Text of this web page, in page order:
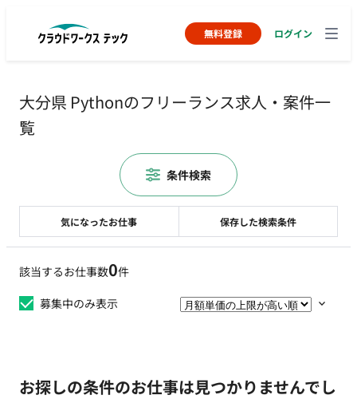
無料登録 ログイン
大分県 Pythonのフリーランス求人・案件一
覧
該当するお仕事数0件
募集中のみ表示
お探しの条件のお仕事は見つかりませんでし
気になったお仕事 保存した検索条件
条件検索